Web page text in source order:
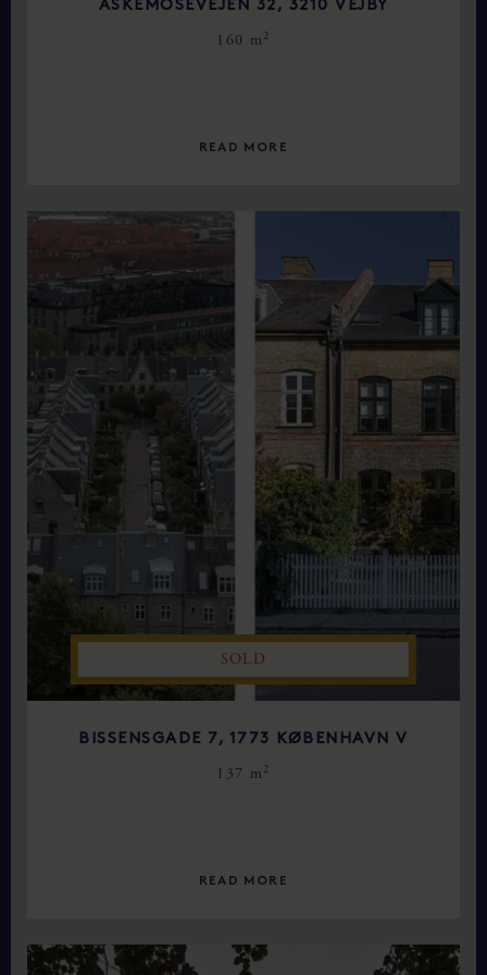
ASKEMOSEVEJEN 32, 3210 VEJBY
160 m 2
READ MORE
SOLD
BISSENSGADE 7, 1773 KØBENHAVN V
137 m 2
READ MORE